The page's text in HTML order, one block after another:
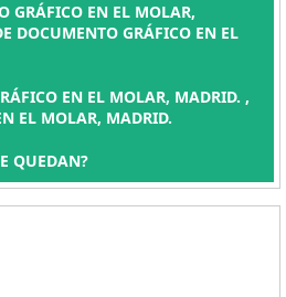
GRÁFICO EN EL MOLAR,
DOCUMENTO GRÁFICO EN EL
EN EL MOLAR, MADRID. ,
EL MOLAR, MADRID.
QUEDAN?